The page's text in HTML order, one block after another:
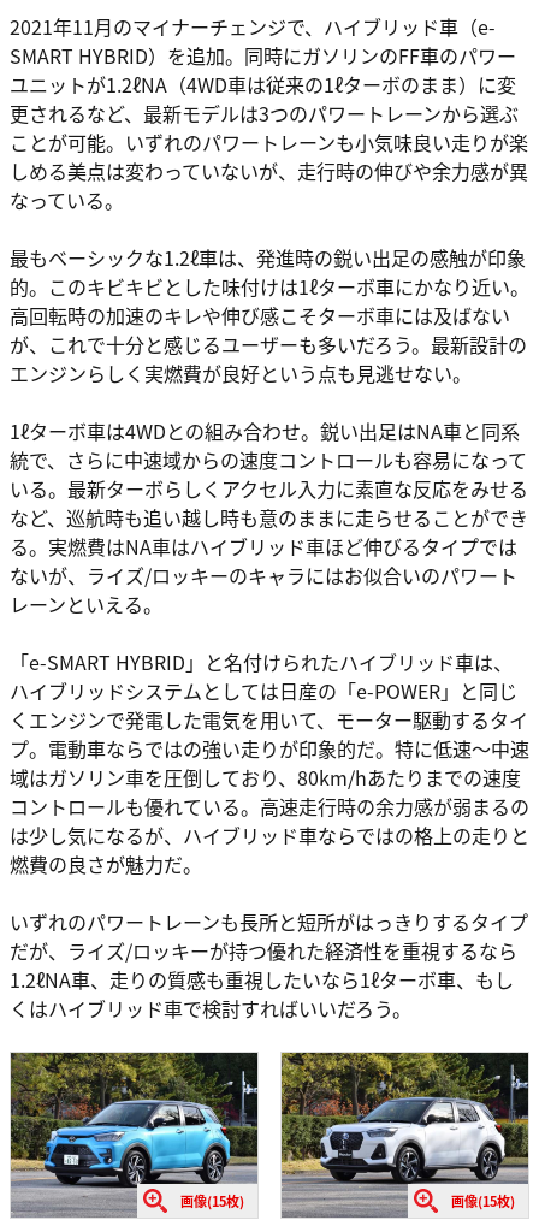
2021年11月のマイナーチェンジで、ハイブリッド車（e-
SMART HYBRID）を追加。同時にガソリンのFF車のパワー
ユニットが1.2ℓNA（4WD車は従来の1ℓターボのまま）に変
更されるなど、最新モデルは3つのパワートレーンから選ぶ
ことが可能。いずれのパワートレーンも小気味良い走りが楽
しめる美点は変わっていないが、走行時の伸びや余力感が異
なっている。
最もベーシックな1.2ℓ車は、発進時の鋭い出足の感触が印象
的。このキビキビとした味付けは1ℓターボ車にかなり近い。
高回転時の加速のキレや伸び感こそターボ車には及ばない
が、これで十分と感じるユーザーも多いだろう。最新設計の
エンジンらしく実燃費が良好という点も見逃せない。
1ℓターボ車は4WDとの組み合わせ。鋭い出足はNA車と同系
統で、さらに中速域からの速度コントロールも容易になって
いる。最新ターボらしくアクセル入力に素直な反応をみせる
など、巡航時も追い越し時も意のままに走らせることができ
る。実燃費はNA車はハイブリッド車ほど伸びるタイプでは
ないが、ライズ/ロッキーのキャラにはお似合いのパワート
レーンといえる。
「e-SMART HYBRID」と名付けられたハイブリッド車は、
ハイブリッドシステムとしては日産の「e-POWER」と同じ
くエンジンで発電した電気を用いて、モーター駆動するタイ
プ。電動車ならではの強い走りが印象的だ。特に低速〜中速
域はガソリン車を圧倒しており、80km/hあたりまでの速度
コントロールも優れている。高速走行時の余力感が弱まるの
は少し気になるが、ハイブリッド車ならではの格上の走りと
燃費の良さが魅力だ。
いずれのパワートレーンも長所と短所がはっきりするタイプ
だが、ライズ/ロッキーが持つ優れた経済性を重視するなら
1.2ℓNA車、走りの質感も重視したいなら1ℓターボ車、もし
くはハイブリッド車で検討すればいいだろう。
画像(15枚) 画像(15枚)